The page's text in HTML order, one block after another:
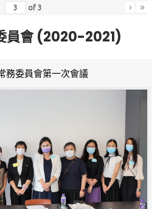
of3 › »
員會 (2020-2021)
務委員會第一次會議